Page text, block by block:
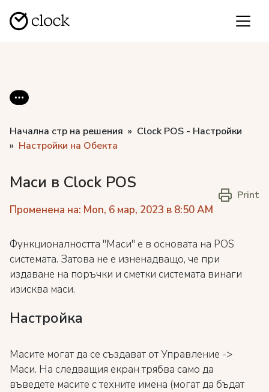
Начална стр на решения
Clock POS - Настройки
Настройки на Обекта
Маси в Clock POS
Променена на: Mon, 6 мар, 2023 в 8:50 AM
Print
Функционалността "Маси" е в основата на POS
системата. Затова не е изненадващо, че при
издаване на поръчки и сметки системата винаги
изисква маси.
Настройка
Масите могат да се създават от Управление ->
Маси. На следващия екран трябва само да
въведете масите с техните имена (могат да бъдат